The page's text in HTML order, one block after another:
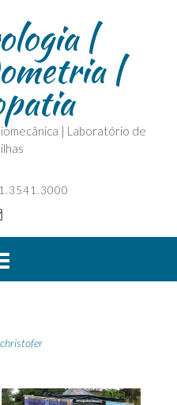
|
|
| Laboratório de
christofer